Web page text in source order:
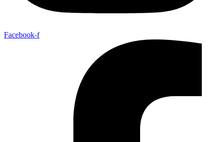
Facebook-f